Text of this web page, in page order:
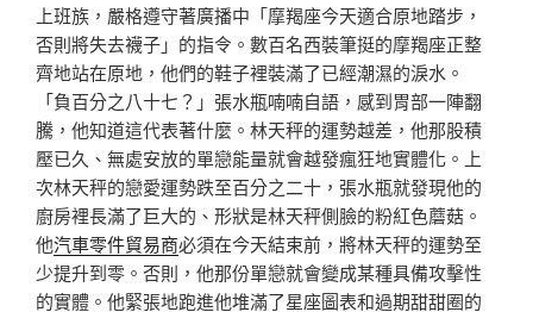
上班族，嚴格遵守著廣播中「摩羯座今天適合原地踏步，
否則將失去襪子」的指令。數百名西裝筆挺的摩羯座正整
齊地站在原地，他們的鞋子裡裝滿了已經潮濕的淚水。
「負百分之八十七？」張水瓶喃喃自語，感到胃部一陣翻
騰，他知道這代表著什麼。林天秤的運勢越差，他那股積
壓已久、無處安放的單戀能量就會越發瘋狂地實體化。上
次林天秤的戀愛運勢跌至百分之二十，張水瓶就發現他的
廚房裡長滿了巨大的、形狀是林天秤側臉的粉紅色蘑菇。
他汽車零件貿易商必須在今天結束前，將林天秤的運勢至
少提升到零。否則，他那份單戀就會變成某種具備攻擊性
的實體。他緊張地跑進他堆滿了星座圖表和過期甜甜圈的